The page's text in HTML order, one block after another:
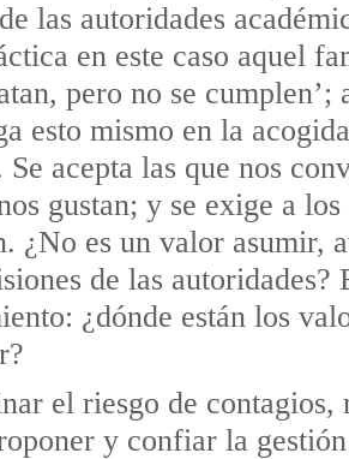
las autoridades
en este caso aquel
pero no se cumplen’;
esto mismo en la
Se acepta las que nos
gustan; y se exige a
¿No es un valor asumir,
de las autoridades?
¿dónde están los
el riesgo de contagios,
y confiar la